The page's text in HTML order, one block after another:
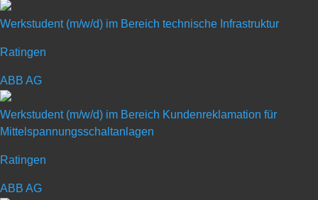
Werkstudent (m/w/d) im Bereich technische Infrastruktur
Ratingen
ABB AG
Werkstudent (m/w/d) im Bereich Kundenreklamation für
Mittelspannungsschaltanlagen
Ratingen
ABB AG
Duales Studium Elektro- und
Informationstechnik –
Elektrische Energietechnik
(m/w/d) 2027